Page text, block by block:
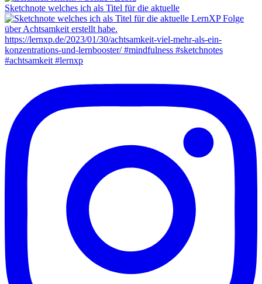
Sketchnote welches ich als Titel für die aktuelle